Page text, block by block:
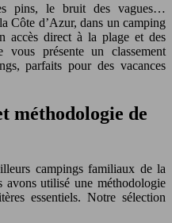
pins, le bruit des vagues…
Côte d’Azur, dans un camping
accès direct à la plage et des
présente un classement
parfaits pour des vacances
méthodologie de
campings familiaux de la
utilisé une méthodologie
essentiels. Notre sélection